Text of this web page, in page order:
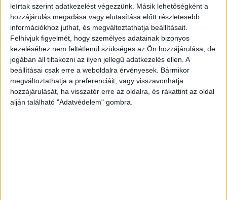
leírtak szerint adatkezelést végezzünk. Másik lehetőségként a
hozzájárulás megadása vagy elutasítása előtt részletesebb
információkhoz juthat, és megváltoztathatja beállításait.
Felhívjuk figyelmét, hogy személyes adatainak bizonyos
kezeléséhez nem feltétlenül szükséges az Ön hozzájárulása, de
jogában áll tiltakozni az ilyen jellegű adatkezelés ellen. A
beállításai csak erre a weboldalra érvényesek. Bármikor
megváltoztathatja a preferenciáit, vagy visszavonhatja
hozzájárulását, ha visszatér erre az oldalra, és rákattint az oldal
alján található "Adatvédelem" gombra.
A fával élt, a fa okozta a halálát
Autója egyelőre nem tudni, miért áttért a
szemközti sávba, ahol brutális erővel csapódott